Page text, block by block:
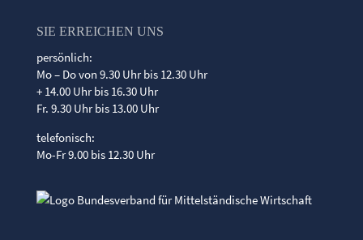
SIE ERREICHEN UNS
persönlich:
Mo – Do von 9.30 Uhr bis 12.30 Uhr
+ 14.00 Uhr bis 16.30 Uhr
Fr. 9.30 Uhr bis 13.00 Uhr
telefonisch:
Mo-Fr 9.00 bis 12.30 Uhr